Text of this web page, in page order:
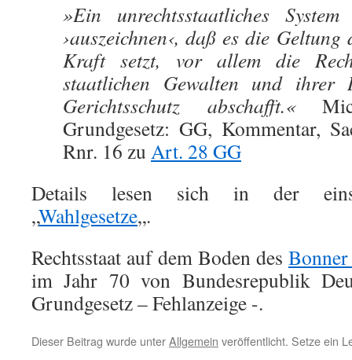
»Ein unrechtsstaatliches
›auszeichnen‹, daß es die
Kraft setzt, vor allem die
staatlichen Gewalten und ihrer
Gerichtsschutz abschafft.«
Grundgesetz: GG, Kommentar,
Rnr. 16 zu Art. 28 GG
Details lesen sich in der
„Wahlgesetze„.
Rechtsstaat auf dem Boden des Bonner
im Jahr 70 von Bundesrepublik
Grundgesetz – Fehlanzeige -.
Dieser Beitrag wurde unterAllgemein veröffentlicht. Setze ein